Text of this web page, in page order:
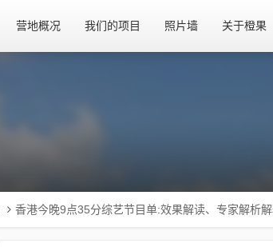
营地概况 我们的项目 照片墙 关于橙果
香港今晚9点35分综艺节目单:效果解读、专家解析